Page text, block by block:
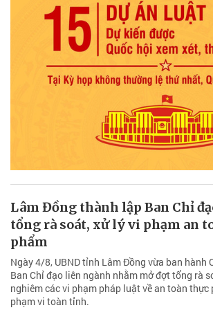
Lâm Đồng thành lập Ban Chỉ
tổng rà soát, xử lý vi phạm an
phẩm
Ngày 4/8, UBND tỉnh Lâm Đồng vừa ban hành
Ban Chỉ đạo liên ngành nhằm mở đợt tổng rà
nghiêm các vi phạm pháp luật về an toàn thực
phạm vi toàn tỉnh.